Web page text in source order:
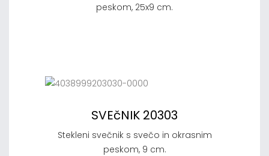
peskom, 25x9 cm.
SVEčNIK 20303
Stekleni svečnik s svečo in okrasnim
peskom, 9 cm.